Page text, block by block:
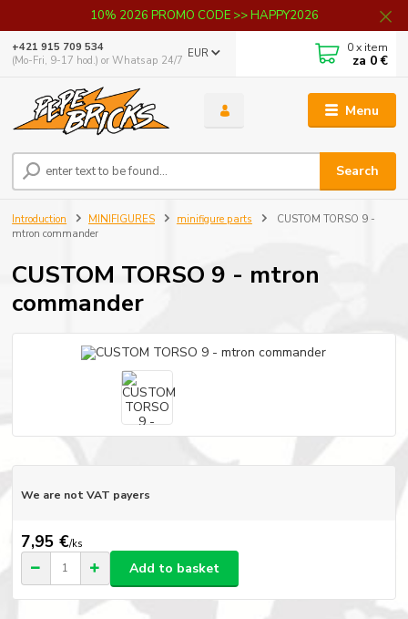
10% 2026 PROMO CODE >> HAPPY2026
Menu
EUR
Search
+421 915 709 534
(Mo-Fri, 9-17 hod.) or Whatsap 24/7
0x item
za 0 €
Introduction MINIFIGURES minifigure parts
CUSTOM TORSO 9 -
mtron commander
CUSTOM TORSO 9 - mtron
commander
We are not VAT payers
7,95 €/ks
Add to basket